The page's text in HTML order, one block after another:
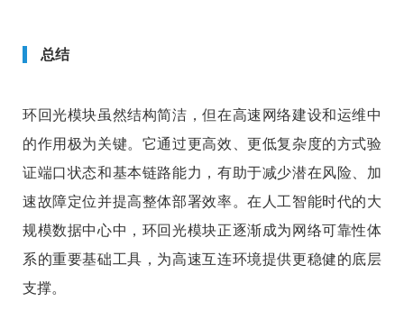
总结
环回光模块虽然结构简洁，但在高速网络建设和运维中
的作用极为关键。它通过更高效、更低复杂度的方式验
证端口状态和基本链路能力，有助于减少潜在风险、加
速故障定位并提高整体部署效率。在人工智能时代的大
规模数据中心中，环回光模块正逐渐成为网络可靠性体
系的重要基础工具，为高速互连环境提供更稳健的底层
支撑。